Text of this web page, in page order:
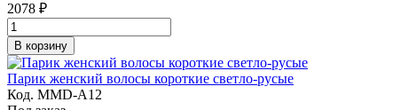
2078 ₽
В корзину
Парик женский волосы короткие светло-русые
Код. MMD-A12